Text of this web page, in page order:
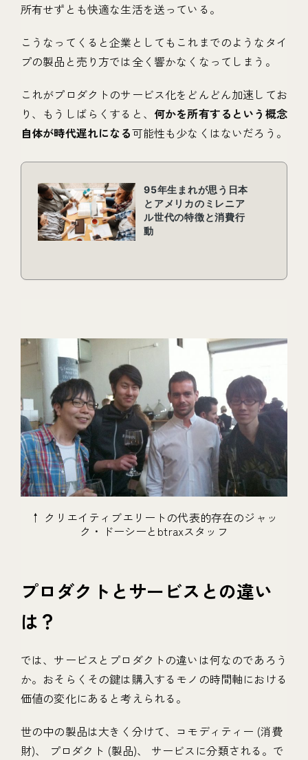
所有せずとも快適な生活を送っている。
こうなってくると企業としてもこれまでのようなタイ
プの製品と売り方では全く響かなくなってしまう。
これがプロダクトのサービス化をどんどん加速してお
り、もうしばらくすると、 何かを所有するという概念
自体が時代遅れになる可能性も少なくはないだろう。
↑ クリエイティブエリートの代表的存在のジャッ
ク・ドーシーとbtraxスタッフ
プロダクトとサービスとの違い
は？
では、サービスとプロダクトの違いは何なのであろう
か。おそらくその鍵は購入するモノの時間軸における
価値の変化にあると考えられる。
世の中の製品は大きく分けて、コモディティー (消費
財)、 プロダクト (製品)、 サービスに分類される。で